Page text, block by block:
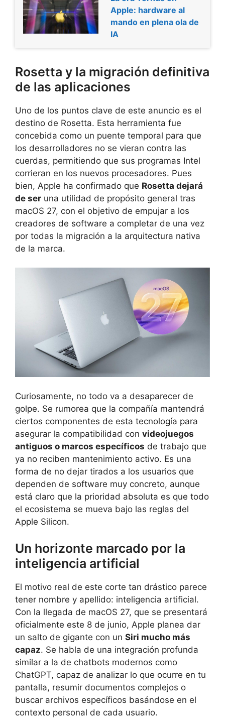
Apple: hardware al
mando en plena ola de
IA
Rosetta y la migración definitiva
de las aplicaciones
Uno de los puntos clave de este anuncio es el
destino de Rosetta. Esta herramienta fue
concebida como un puente temporal para que
los desarrolladores no se vieran contra las
cuerdas, permitiendo que sus programas Intel
corrieran en los nuevos procesadores. Pues
bien, Apple ha confirmado que Rosetta dejará
de ser una utilidad de propósito general tras
macOS 27, con el objetivo de empujar a los
creadores de software a completar de una vez
por todas la migración a la arquitectura nativa
de la marca.
Curiosamente, no todo va a desaparecer de
golpe. Se rumorea que la compañía mantendrá
ciertos componentes de esta tecnología para
asegurar la compatibilidad con videojuegos
antiguos o marcos específicos de trabajo que
ya no reciben mantenimiento activo. Es una
forma de no dejar tirados a los usuarios que
dependen de software muy concreto, aunque
está claro que la prioridad absoluta es que todo
el ecosistema se mueva bajo las reglas del
Apple Silicon.
Un horizonte marcado por la
inteligencia artificial
El motivo real de este corte tan drástico parece
tener nombre y apellido: inteligencia artificial.
Con la llegada de macOS 27, que se presentará
oficialmente este 8 de junio, Apple planea dar
un salto de gigante con un Siri mucho más
capaz. Se habla de una integración profunda
similar a la de chatbots modernos como
ChatGPT, capaz de analizar lo que ocurre en tu
pantalla, resumir documentos complejos o
buscar archivos específicos basándose en el
contexto personal de cada usuario.